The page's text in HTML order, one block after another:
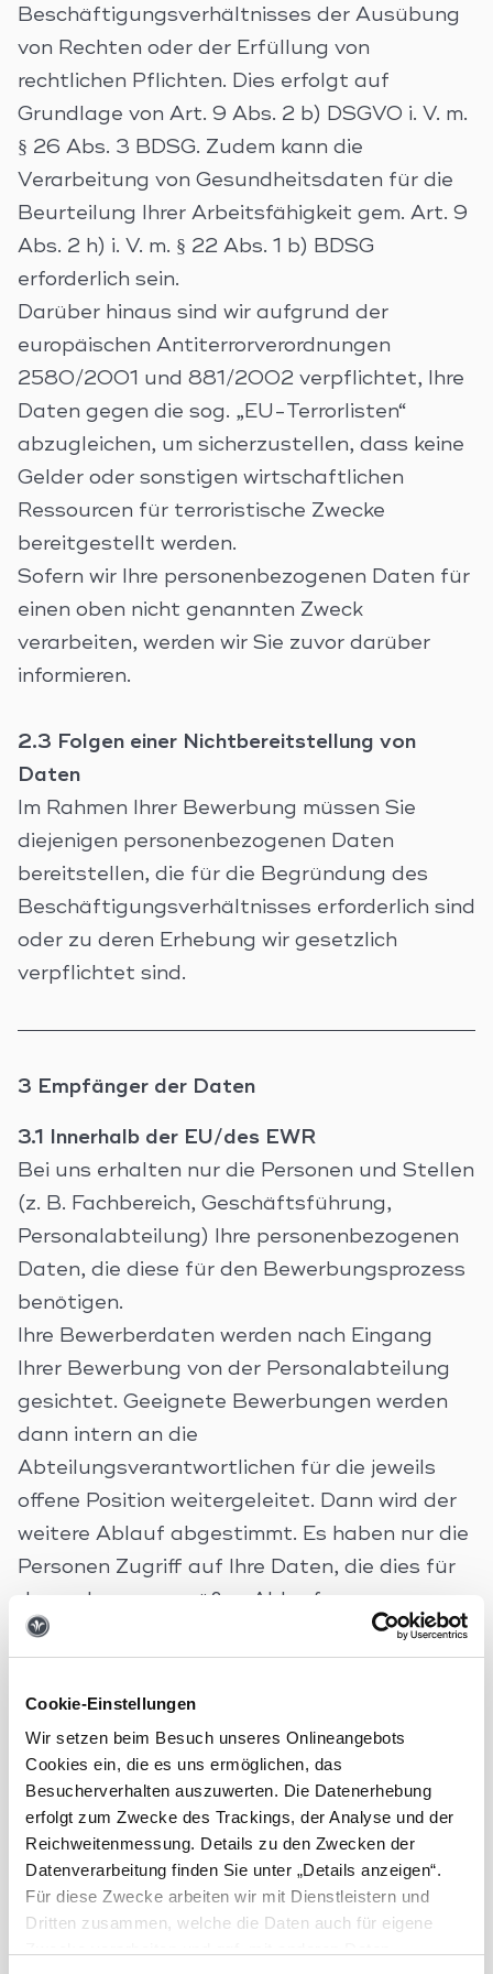
Cookie-Einstellungen
Wir setzen beim Besuch unseres Onlineangebots
Cookies ein, die es uns ermöglichen, das
Besucherverhalten auszuwerten. Die Datenerhebung
erfolgt zum Zwecke des Trackings, der Analyse und der
Reichweitenmessung. Details zu den Zwecken der
Datenverarbeitung finden Sie unter „Details anzeigen“.
Für diese Zwecke arbeiten wir mit Dienstleistern und
Dritten zusammen, welche die Daten auch für eigene
Beschäftigungsverhältnisses der Ausübung
von Rechten oder der Erfüllung von
rechtlichen Pflichten. Dies erfolgt auf
Grundlage von Art. 9 Abs. 2 b) DSGVO i. V. m.
§ 26 Abs. 3 BDSG. Zudem kann die
Verarbeitung von Gesundheitsdaten für die
Beurteilung Ihrer Arbeitsfähigkeit gem. Art. 9
Abs. 2 h) i. V. m. § 22 Abs. 1 b) BDSG
erforderlich sein.
Darüber hinaus sind wir aufgrund der
europäischen Antiterrorverordnungen
2580/2001 und 881/2002 verpflichtet, Ihre
Daten gegen die sog. „EU-Terrorlisten“
abzugleichen, um sicherzustellen, dass keine
Gelder oder sonstigen wirtschaftlichen
Ressourcen für terroristische Zwecke
bereitgestellt werden.
Sofern wir Ihre personenbezogenen Daten für
einen oben nicht genannten Zweck
verarbeiten, werden wir Sie zuvor darüber
informieren.
2.3 Folgen einer Nichtbereitstellung von
Daten
Im Rahmen Ihrer Bewerbung müssen Sie
diejenigen personenbezogenen Daten
bereitstellen, die für die Begründung des
Beschäftigungsverhältnisses erforderlich sind
oder zu deren Erhebung wir gesetzlich
verpflichtet sind.
3 Empfänger der Daten
3.1 Innerhalb der EU/des EWR
Bei uns erhalten nur die Personen und Stellen
(z. B. Fachbereich, Geschäftsführung,
Personalabteilung) Ihre personenbezogenen
Daten, die diese für den Bewerbungsprozess
benötigen.
Ihre Bewerberdaten werden nach Eingang
Ihrer Bewerbung von der Personalabteilung
gesichtet. Geeignete Bewerbungen werden
dann intern an die
Abteilungsverantwortlichen für die jeweils
offene Position weitergeleitet. Dann wird der
weitere Ablauf abgestimmt. Es haben nur die
Personen Zugriff auf Ihre Daten, die dies für
den ordnungsgemäßen Ablauf unseres
Bewerbungsverfahrens benötigen.
Bewerbungsprozess einen spezialisierten
Software-Anbieter. Dieser wird als
Dienstleister für uns tätig und kann im
Zusammenhang mit der Wartung und Pflege
der Systeme ggf. auch Kenntnis von Ihren
personenbezogenen Daten erhalten. Wir
haben mit diesem Anbieter einen sog.
Auftragsverarbeitungsvertrag